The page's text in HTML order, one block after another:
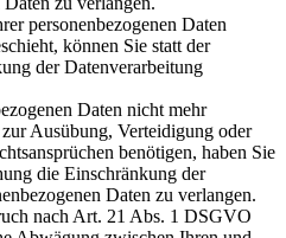
personenbezogenen Daten
können Sie statt der
der Datenverarbeitung
Daten nicht mehr
Ausübung, Verteidigung oder
benötigen, haben Sie
die Einschränkung der
Daten zu verlangen.
nach Art. 21 Abs. 1 DSGVO